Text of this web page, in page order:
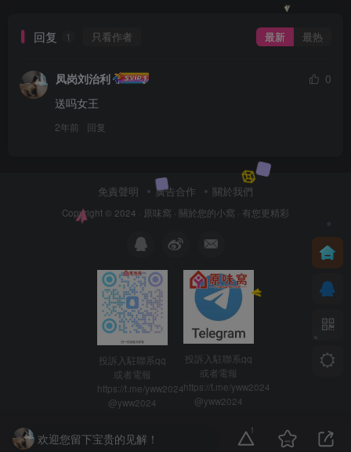
回复 1 只看作者 最新 最热
凤岗刘治利
0
送吗女王
2年前 回复
免責聲明 廣告合作 關於我們
Copyright © 2024 · 原味窩 · 關於您的小窩 · 有您更精彩
投訴入駐聯系qq
或者電報
https://t.me/yww2024
@yww2024
投訴入駐聯系qq
或者電報
https://t.me/yww2024
@yww2024
欢迎您留下宝贵的见解！
1